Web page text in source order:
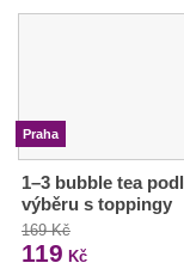
Praha
1–3 bubble tea
výběru s toppingy
169 Kč
119 Kč